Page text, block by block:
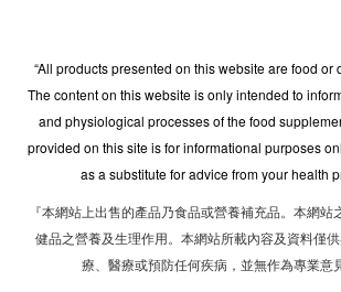
“All products presented on this website are food or
The content on this website is only intended to
and physiological processes of the food
provided on this site is for informational purposes
as a substitute for advice from your health
『本網站上出售的產品乃食品或營養補充品。本網
健品之營養及生理作用。本網站所載內容及資料僅
療、醫療或預防任何疾病，並無作為專業意